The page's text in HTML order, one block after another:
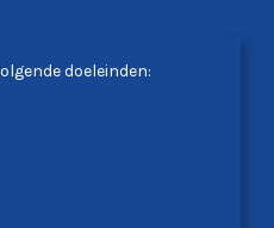
51 - 1180 Bruxelles
340 24 00
doeleinden: